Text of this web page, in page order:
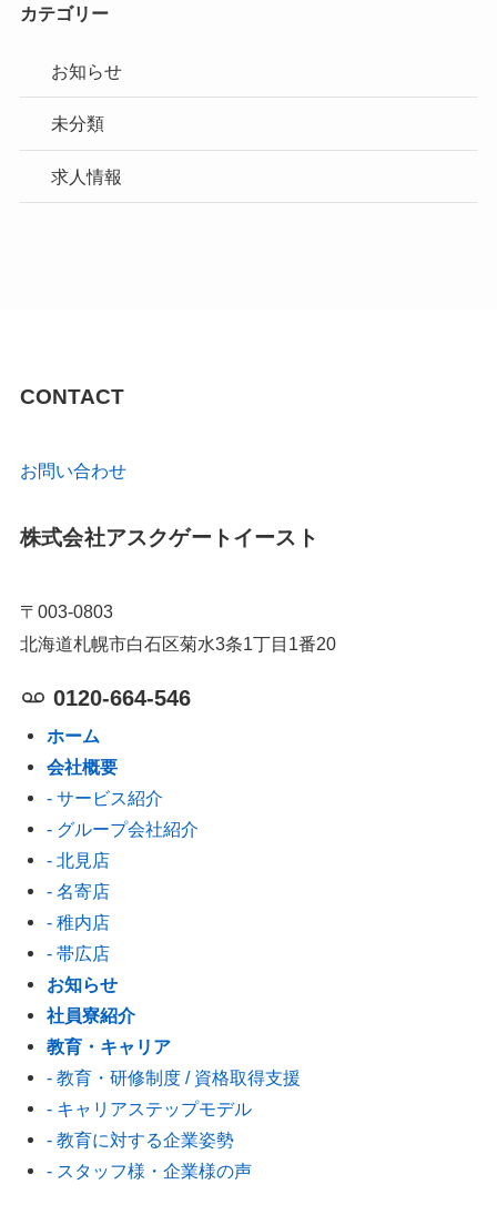
カテゴリー
お知らせ
未分類
求人情報
CONTACT
お問い合わせ
株式会社アスクゲートイースト
〒003-0803
北海道札幌市白石区菊水3条1丁目1番20
0120-664-546
ホーム
会社概要
- サービス紹介
- グループ会社紹介
- 北見店
- 名寄店
- 稚内店
- 帯広店
お知らせ
社員寮紹介
教育・キャリア
- 教育・研修制度 / 資格取得支援
- キャリアステップモデル
- 教育に対する企業姿勢
- スタッフ様・企業様の声